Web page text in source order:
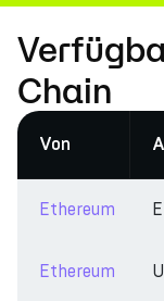
Chain
Von
Ethereum
Ethereum